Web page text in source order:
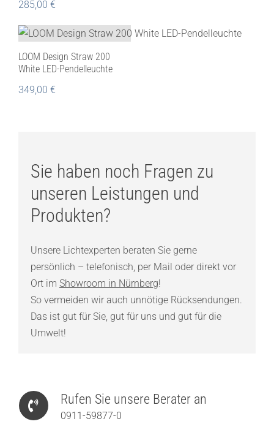
285,00 €
LOOM Design Straw 200
White LED-Pendelleuchte
349,00 €
Sie haben noch Fragen zu
unseren Leistungen und
Produkten?
Unsere Lichtexperten beraten Sie gerne
persönlich – telefonisch, per Mail oder direkt vor
Ort im Showroom in Nürnberg!
So vermeiden wir auch unnötige Rücksendungen.
Das ist gut für Sie, gut für uns und gut für die
Umwelt!
Rufen Sie unsere Berater an
0911-59877-0